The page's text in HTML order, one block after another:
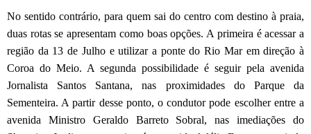
No sentido contrário, para quem sai do centro com destino à praia,
duas rotas se apresentam como boas opções. A primeira é acessar a
região da 13 de Julho e utilizar a ponte do Rio Mar em direção à
Coroa do Meio. A segunda possibilidade é seguir pela avenida
Jornalista Santos Santana, nas proximidades do Parque da
Sementeira. A partir desse ponto, o condutor pode escolher entre a
avenida Ministro Geraldo Barreto Sobral, nas imediações do